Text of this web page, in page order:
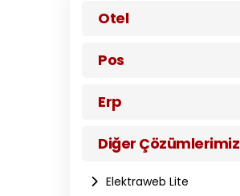
Otel
Pos
Erp
Diğer Çözümlerimiz
Elektraweb Lite